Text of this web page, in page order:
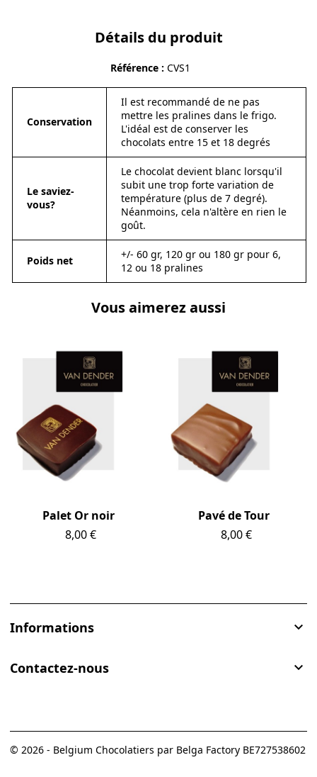
Détails du produit
Référence CVS1
Conservation
Il est recommandé de ne pas
mettre les pralines dans le frigo.
L'idéal est de conserver les
chocolats entre 15 et 18 degrés
Le saviez-
vous?
Le chocolat devient blanc lorsqu'il
subit une trop forte variation de
température (plus de 7 degré).
Néanmoins, cela n'altère en rien le
goût.
Poids net
+/- 60 gr, 120 gr ou 180 gr pour 6,
12 ou 18 pralines
Vous aimerez aussi
Palet Or noir
Prix
8,00 €
Pavé de Tour
Prix
8,00 €
Informations 
Contactez-nous 
© 2026 - Belgium Chocolatiers par Belga Factory BE727538602